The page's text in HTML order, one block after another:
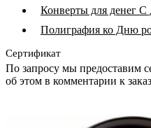
Конверты для денег
Полиграфия ко Дню
Сертификат
По запросу мы предоставим
об этом в комментарии к